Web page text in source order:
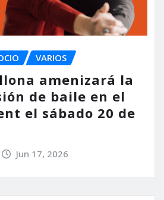
VARIOS
amenizará la
de baile en el
el sábado 20 de
Jun 17, 2026